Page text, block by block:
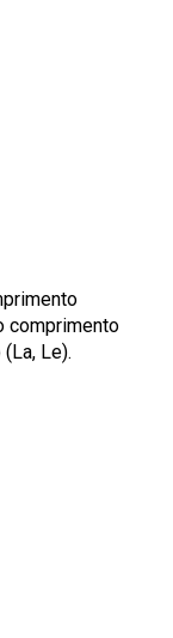
comprimento
Le).